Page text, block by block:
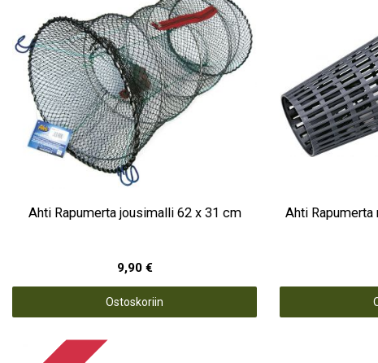
Ahti Rapumerta jousimalli 62 x 31 cm
9,90 €
Ostoskoriin
Ahti